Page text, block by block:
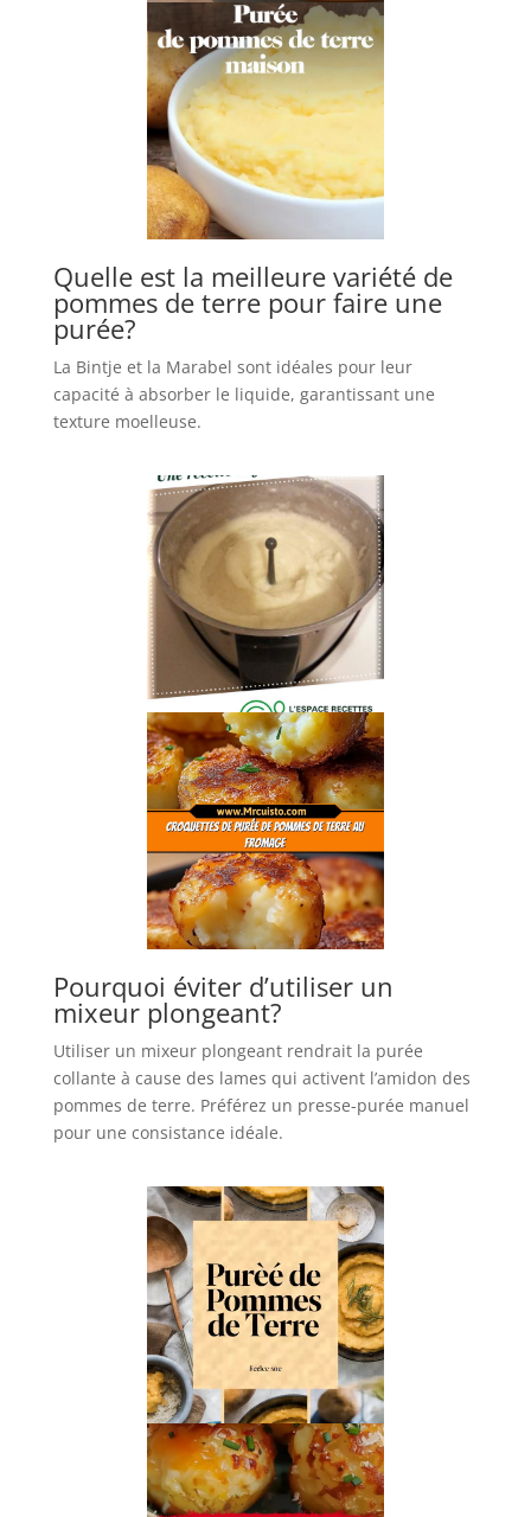
Quelle est la meilleure variété de
pommes de terre pour faire une
purée?
La Bintje et la Marabel sont idéales pour leur
capacité à absorber le liquide, garantissant une
texture moelleuse.
Pourquoi éviter d’utiliser un
mixeur plongeant?
Utiliser un mixeur plongeant rendrait la purée
collante à cause des lames qui activent l’amidon des
pommes de terre. Préférez un presse-purée manuel
pour une consistance idéale.